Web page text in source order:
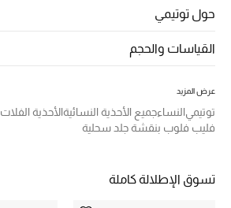
المجوهرات
نسوقوا أحدث ما وصلنا
عرض جميع المنتجات
حول توتيمي
القياسات والحجم
عرض المزيد
توتيميالنساءجميع الأحذية النسائيةالأحذية الفلات
فليب فلوب بنقشة جلد سحلية
تسوق الإطلالة كاملة